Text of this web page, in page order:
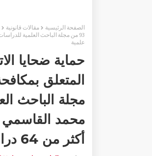
الصفحة الرئيسية مقالات قانونية
علمية
مجلة الباحث
محمد القاسمي
أكثر من 64 دراسة علمية